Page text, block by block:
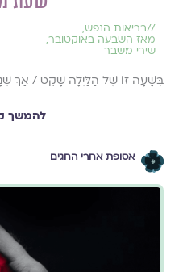
//בריאות הנפש,
מאז השבעה באוקטובר,
שירי משבר
בְּשָׁׁעָה זוֹ שֶׁל הַלַּיְלָה שָׁקֵט / אַךְ
להמשך
אסופת אחרי החגים